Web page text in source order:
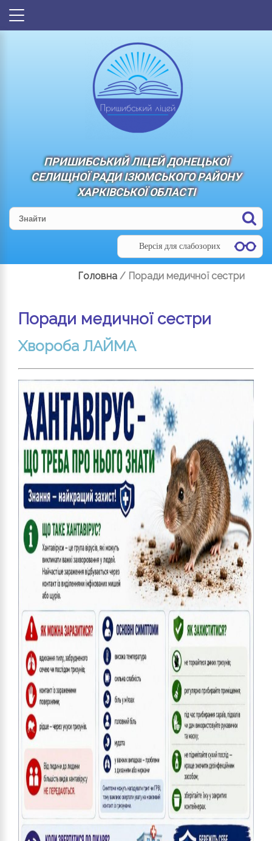
ПРИШИБСЬКИЙ ЛІЦЕЙ ДОНЕЦЬКОЇ
СЕЛИЩНОЇ РАДИ ІЗЮМСЬКОГО РАЙОНУ
ХАРКІВСЬКОЇ ОБЛАСТІ
Версія для слабозорих
Головна / Поради медичної сестри
Поради медичної сестри
Хвороба ЛАЙМА